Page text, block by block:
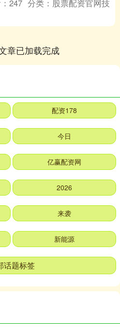
247 分类： 股票配资官网技
章已加载完成
配资178
今日
亿赢配资网
2026
来袭
新能源
话题标签